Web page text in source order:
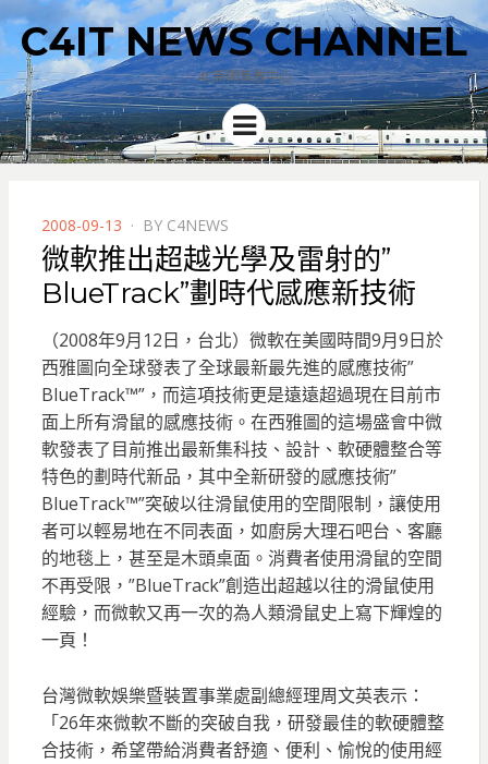
C4IT NEWS CHANNEL
4C新聞集散中心
Menu
POSTED
ON
2008-09-13 BY C4NEWS
微軟推出超越光學及雷射的”
BlueTrack”劃時代感應新技術
（2008年9月12日，台北）微軟在美國時間9月9日於
西雅圖向全球發表了全球最新最先進的感應技術”
BlueTrack™”，而這項技術更是遠遠超過現在目前市
面上所有滑鼠的感應技術。在西雅圖的這場盛會中微
軟發表了目前推出最新集科技、設計、軟硬體整合等
特色的劃時代新品，其中全新研發的感應技術”
BlueTrack™”突破以往滑鼠使用的空間限制，讓使用
者可以輕易地在不同表面，如廚房大理石吧台、客廳
的地毯上，甚至是木頭桌面。消費者使用滑鼠的空間
不再受限，”BlueTrack”創造出超越以往的滑鼠使用
經驗，而微軟又再一次的為人類滑鼠史上寫下輝煌的
一頁！
台灣微軟娛樂暨裝置事業處副總經理周文英表示：
「26年來微軟不斷的突破自我，研發最佳的軟硬體整
合技術，希望帶給消費者舒適、便利、愉悅的使用經